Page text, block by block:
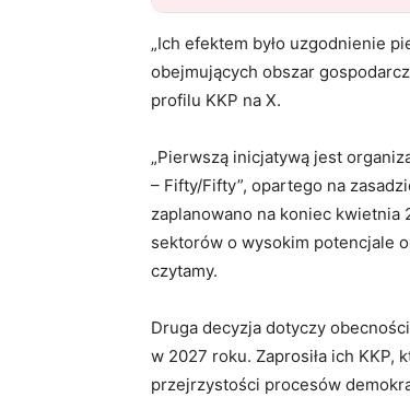
„Ich efektem było uzgodnienie
obejmujących obszar
profilu KKP na X.
„Pierwszą inicjatywą jest
– Fifty/Fifty”, opartego na
zaplanowano na koniec
sektorów o wysokim potencjale
czytamy.
Druga decyzja dotyczy
w 2027 roku. Zaprosiła ich
przejrzystości procesów